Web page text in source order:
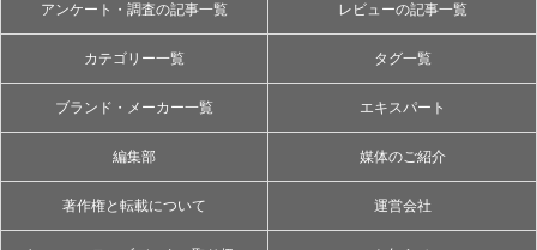
アンケート・調査の記事一覧 レビューの記事一覧
カテゴリー一覧 タグ一覧
ブランド・メーカー一覧 エキスパート
編集部 媒体のご紹介
著作権と転載について 運営会社